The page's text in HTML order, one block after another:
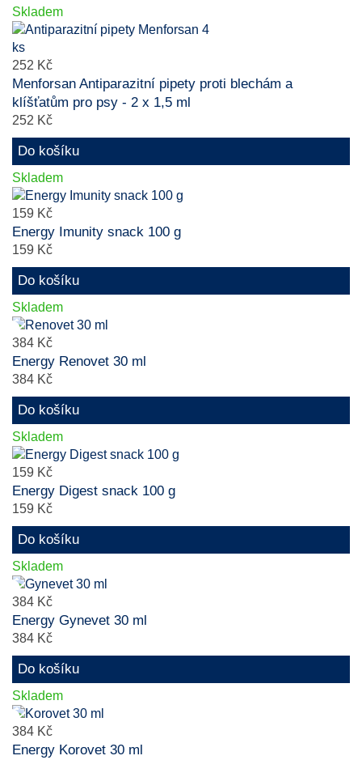
Skladem
252 Kč
Menforsan Antiparazitní pipety proti blechám a
klíšťatům pro psy - 2 x 1,5 ml
252 Kč
Do košíku
Skladem
159 Kč
Energy Imunity snack 100 g
159 Kč
Do košíku
Skladem
384 Kč
Energy Renovet 30 ml
384 Kč
Do košíku
Skladem
159 Kč
Energy Digest snack 100 g
159 Kč
Do košíku
Skladem
384 Kč
Energy Gynevet 30 ml
384 Kč
Do košíku
Skladem
384 Kč
Energy Korovet 30 ml